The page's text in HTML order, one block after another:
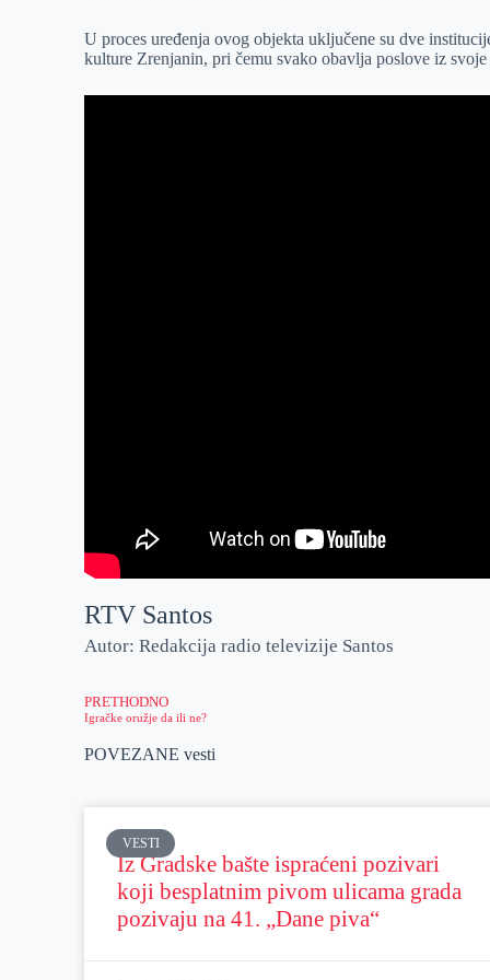
p
l
U proces uređenja ovog objekta uklјučene su dve
kulture Zrenjanin, pri čemu svako obavlјa poslove iz
RTV Santos
Autor: Redakcija radio televizije Santos
PRETHODNO
Igračke oružje da ili ne?
POVEZANE vesti
VESTI
Iz Gradske bašte ispraćeni pozivari
koji besplatnim pivom ulicama grada
pozivaju na 41. „Dane piva“